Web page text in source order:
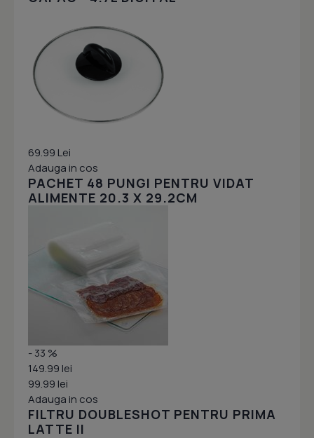
69.99 Lei
Adauga in cos
PACHET 48 PUNGI PENTRU VIDAT
ALIMENTE 20.3 X 29.2CM
- 33 %
149.99 lei
99.99 lei
Adauga in cos
FILTRU DOUBLESHOT PENTRU PRIMA
LATTE II